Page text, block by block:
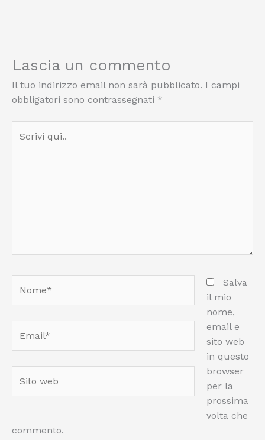
Lascia un commento
Il tuo indirizzo email non sarà pubblicato. I campi
obbligatori sono contrassegnati *
qui..
web
Salva
il mio
nome,
email e
sito web
in questo
browser
per la
prossima
volta che
commento.